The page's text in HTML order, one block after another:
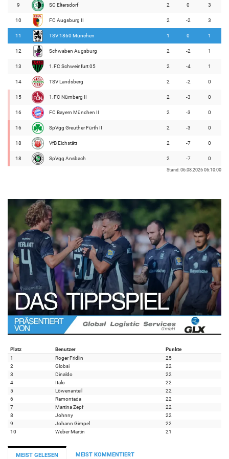
9 SC Eltersdorf 2 0 3
10 FC Augsburg II 2 -2 3
11 TSV 1860 München 1 0 1
12 Schwaben Augsburg 2 -2 1
13 1.FC Schweinfurt 05 2 -4 1
14 TSV Landsberg 2 -2 0
15 1.FC Nürnberg II 2 -3 0
16 FC Bayern München II 2 -3 0
16 SpVgg Greuther Fürth II 2 -3 0
18 VfB Eichstätt 2 -7 0
18 SpVgg Ansbach 2 -7 0
Stand: 06.08.2026 06:10:00
Platz Benutzer
Punkte
1
Roger Fridlin
25
2
Globsi
22
3
Dinaldo
22
4
Italo
22
5
Löwenanteil
22
6
Ramontada
22
7
Martina Zepf
22
8
Johnny
22
9
Johann Gimpel
22
10
Weber Martin 21
MEIST GELESEN MEIST KOMMENTIERT